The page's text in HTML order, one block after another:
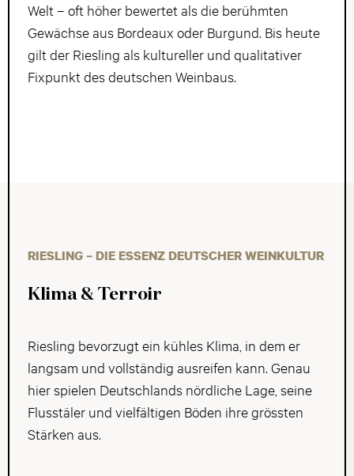
Welt – oft höher bewertet als die berühmten
Gewächse aus Bordeaux oder Burgund. Bis heute
gilt der Riesling als kultureller und qualitativer
Fixpunkt des deutschen Weinbaus.
RIESLING – DIE ESSENZ DEUTSCHER WEINKULTUR
Klima & Terroir
Riesling bevorzugt ein kühles Klima, in dem er
langsam und vollständig ausreifen kann. Genau
hier spielen Deutschlands nördliche Lage, seine
Flusstäler und vielfältigen Böden ihre grössten
Stärken aus.